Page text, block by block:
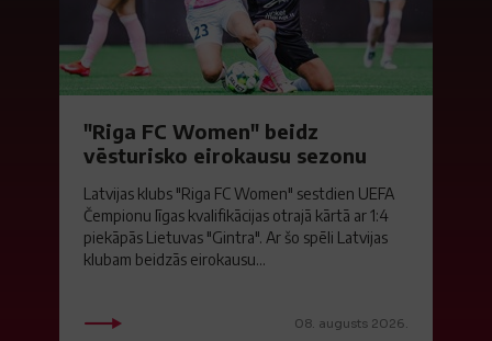
"Riga FC Women" beidz
vēsturisko eirokausu sezonu
Latvijas klubs "Riga FC Women" sestdien UEFA
Čempionu līgas kvalifikācijas otrajā kārtā ar 1:4
piekāpās Lietuvas "Gintra". Ar šo spēli Latvijas
klubam beidzās eirokausu...
08. augusts 2026.